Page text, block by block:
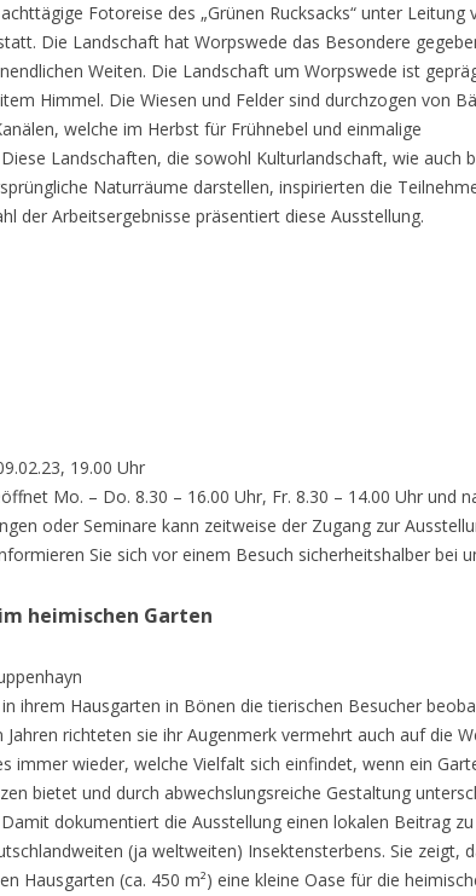
Fotoreise des „Grünen Rucksacks“ unter Leitung
Die Landschaft hat Worpswede das Besondere
Weiten. Die Landschaft um Worpswede ist
Himmel. Die Wiesen und Felder sind durchzogen von
welche im Herbst für Frühnebel und einmalige
Landschaften, die sowohl Kulturlandschaft, wie auch
Naturräume darstellen, inspirierten die
der Arbeitsergebnisse präsentiert diese Ausstellung.
19.00 Uhr
Mo. – Do. 8.30 – 16.00 Uhr, Fr. 8.30 – 14.00 Uhr und
oder Seminare kann zeitweise der Zugang zur
Sie sich vor einem Besuch sicherheitshalber bei
heimischen Garten
ihrem Hausgarten in Bönen die tierischen Besucher
richteten sie ihr Augenmerk vermehrt auch auf die
immer wieder, welche Vielfalt sich einfindet, wenn ein
bietet und durch abwechslungsreiche Gestaltung
dokumentiert die Ausstellung einen lokalen Beitrag
(ja weltweiten) Insektensterbens. Sie zeigt,
Hausgarten (ca. 450 m²) eine kleine Oase für die